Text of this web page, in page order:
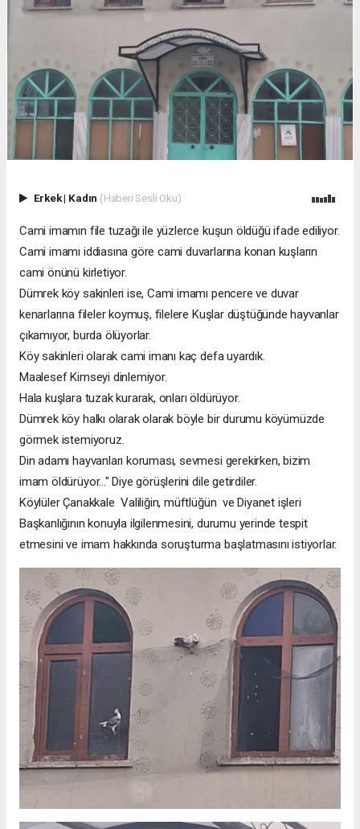
Erkek| Kadın (Haberi Sesli Oku)
Cami imamın file tuzağı ile yüzlerce kuşun öldüğü ifade ediliyor.
Cami imamı iddiasına göre cami duvarlarına konan kuşların
cami önünü kirletiyor.
Dümrek köy sakinleri ise, Cami imamı pencere ve duvar
kenarlarına fileler koymuş, filelere Kuşlar düştüğünde hayvanlar
çıkamıyor, burda ölüyorlar.
Köy sakinleri olarak cami imanı kaç defa uyardık.
Maalesef Kimseyi dinlemiyor.
Hala kuşlara tuzak kurarak, onları öldürüyor.
Dümrek köy halkı olarak olarak böyle bir durumu köyümüzde
görmek istemiyoruz.
Din adamı hayvanları koruması, sevmesi gerekirken, bizim
imam öldürüyor..." Diye görüşlerini dile getirdiler.
Köylüler Çanakkale Valiliğin, müftlüğün ve Diyanet işleri
Başkanlığının konuyla ilgilenmesini, durumu yerinde tespit
etmesini ve imam hakkında soruşturma başlatmasını istiyorlar.